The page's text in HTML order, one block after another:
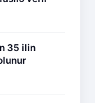
35 ilin